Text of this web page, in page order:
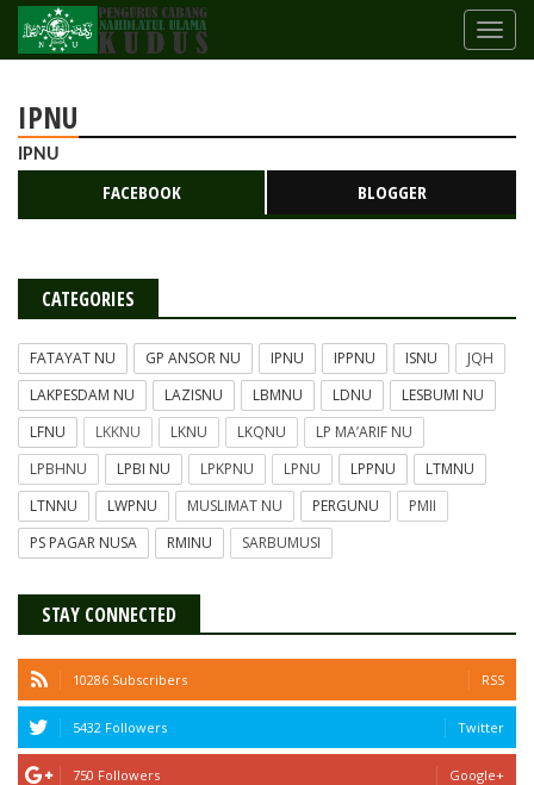
IPNU
IPNU
FACEBOOK BLOGGER
CATEGORIES
FATAYAT NU GP ANSOR NU IPNU IPPNU ISNU
JQH
LAKPESDAM NU
LAZISNU LBMNU LDNU
LESBUMI NU
LFNU
LKKNU LKNU LKQNU
LP MA’ARIF NU
LPBHNU
LPBI NU LPKPNU LPNU LPPNU
LTMNU
LTNNU
LWPNU MUSLIMAT NU PERGUNU
PMII
PS PAGAR NUSA
RMINU SARBUMUSI
STAY CONNECTED
10286 Subscribers RSS
5432 Followers Twitter
750 Followers Google+